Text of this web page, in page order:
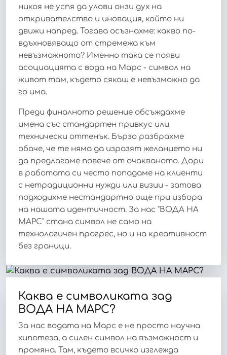
никоя не успя да улови онзи дух на
откривателство и иновация, който ни
движи напред. Тогава осъзнахме: какво по-
вдъхновяващо от стремежа към
невъзможното? Именно така се появи
асоциацията с вода на Марс - символ на
живот там, където сякаш е невъзможно да
го има.
Преди финалното решение обсъждахме
имена със стандартен привкус или
технически оттенък. Бързо разбрахме
обаче, че те няма да изразят желанието ни
да предлагаме повече от очакваното. Дори
в работата си често попадаме на клиенти
с нетрадиционни нужди или визии - затова
подходихме нестандартно още при избора
на нашата идентичност. За нас "ВОДА НА
МАРС" стана символ не само на
технологичен прогрес, но и на креативност
без граници.
Каква е символиката зад
ВОДА НА МАРС?
За нас водата на Марс е не просто научна
хипотеза, а силен символ на възможност и
промяна. Там, където всичко изглежда